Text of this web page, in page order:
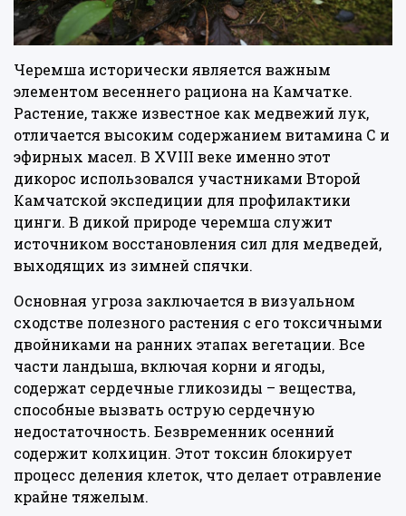
Черемша исторически является важным
элементом весеннего рациона на Камчатке.
Растение, также известное как медвежий лук,
отличается высоким содержанием витамина С и
эфирных масел. В XVIII веке именно этот
дикорос использовался участниками Второй
Камчатской экспедиции для профилактики
цинги. В дикой природе черемша служит
источником восстановления сил для медведей,
выходящих из зимней спячки.
Основная угроза заключается в визуальном
сходстве полезного растения с его токсичными
двойниками на ранних этапах вегетации. Все
части ландыша, включая корни и ягоды,
содержат сердечные гликозиды – вещества,
способные вызвать острую сердечную
недостаточность. Безвременник осенний
содержит колхицин. Этот токсин блокирует
процесс деления клеток, что делает отравление
крайне тяжелым.